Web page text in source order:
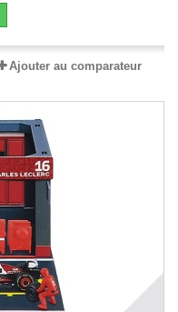
Ajouter au comparateur